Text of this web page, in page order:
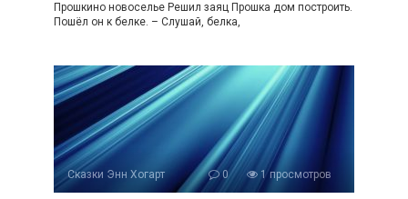
Прошкино новоселье Решил заяц Прошка дом построить.
Пошёл он к белке. – Слушай, белка,
Сказки Энн Хогарт 0 1 просмотров